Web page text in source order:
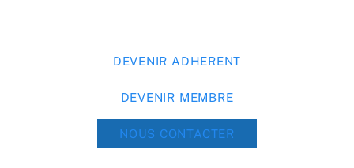
DEVENIR ADHERENT
DEVENIR MEMBRE
NOUS CONTACTER